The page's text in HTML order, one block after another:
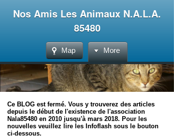
Nos Amis Les Animaux N.A.L.A.
85480
Map More
Ce BLOG est fermé. Vous y trouverez des articles
depuis le début de l'existence de l'association
Nala85480 en 2010 jusqu'à mars 2018. Pour les
nouvelles veuillez lire les Infoflash sous le bouton
ci-dessous.